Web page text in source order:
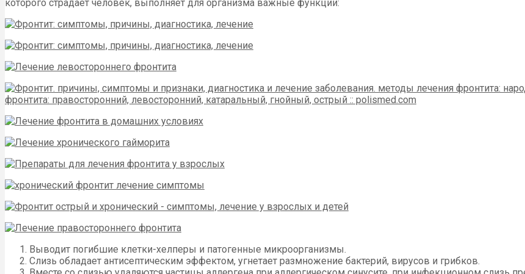
которого страдает человек, выполняет для организма важные функции:
Выводит погибшие клетки-хелперы и патогенные микроорганизмы.
Слизь обладает антисептическим эффектом, угнетает размножение бактерий, вирусов и грибков.